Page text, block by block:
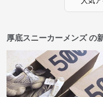
厚底スニーカーメンズ の